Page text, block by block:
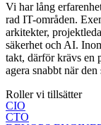
Vi har lång
rad IT-områden.
arkitekter,
säkerhet och AI.
takt, därför krävs en
agera snabbt när den
Roller vi tillsätter
CIO
CTO